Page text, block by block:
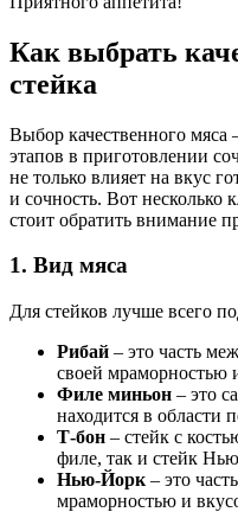
Как выбрать
стейка
Выбор качественного
этапов в приготовлении
не только влияет на вкус
и сочность. Вот несколько
стоит обратить внимание
1. Вид мяса
Для стейков лучше всего
Рибай – это часть
своей мраморностью
Филе миньон – это
находится в области
Т-бон – стейк с
филе, так и стейк
Нью-Йорк – это
мраморностью и